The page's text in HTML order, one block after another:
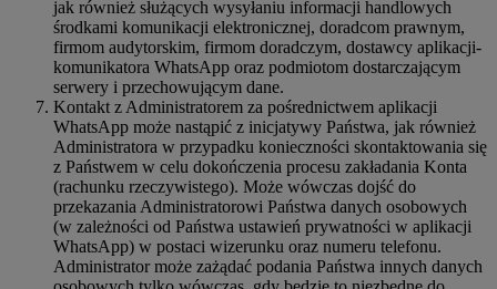
jak również służących wysyłaniu informacji handlowych
środkami komunikacji elektronicznej, doradcom prawnym,
firmom audytorskim, firmom doradczym, dostawcy aplikacji-
komunikatora WhatsApp oraz podmiotom dostarczającym
serwery i przechowującym dane.
Kontakt z Administratorem za pośrednictwem aplikacji
WhatsApp może nastąpić z inicjatywy Państwa, jak również
Administratora w przypadku konieczności skontaktowania się
z Państwem w celu dokończenia procesu zakładania Konta
(rachunku rzeczywistego). Może wówczas dojść do
przekazania Administratorowi Państwa danych osobowych
(w zależności od Państwa ustawień prywatności w aplikacji
WhatsApp) w postaci wizerunku oraz numeru telefonu.
Administrator może zażądać podania Państwa innych danych